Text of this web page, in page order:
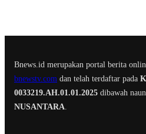
Bnews.id merupakan portal berita
bnewstv.com dan telah terdaftar pada
0033219.AH.01.01.2025 dibawah
NUSANTARA.